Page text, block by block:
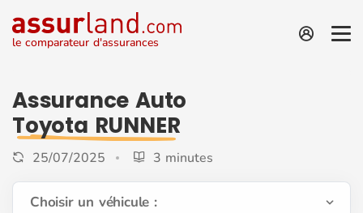
le comparateur d'assurances
Assurance Auto
Toyota RUNNER
25/07/2025 3 minutes
Choisir un véhicule :